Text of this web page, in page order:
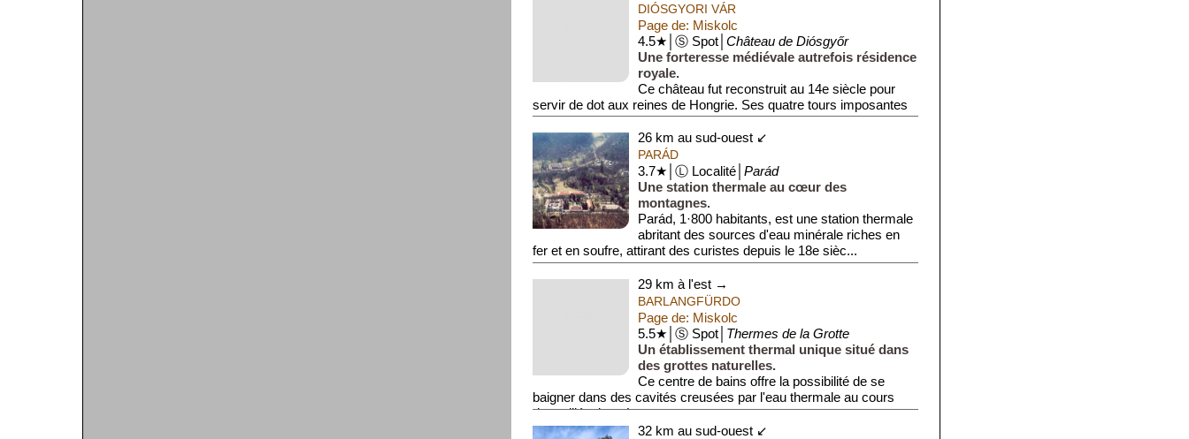
DIÓSGYORI VÁR
Page de: Miskolc
4.5★│Ⓢ Spot│ Château de Diósgyőr
Une forteresse médiévale autrefois résidence
royale.
Ce château fut reconstruit au 14e siècle pour
servir de dot aux reines de Hongrie. Ses quatre tours imposantes
abritent aujourd'hui des exposi...
26 km au sud-ouest ↙
PARÁD
3.7★│Ⓛ Localité│ Parád
Une station thermale au cœur des
montagnes.
Parád, 1·800 habitants, est une station thermale
abritant des sources d'eau minérale riches en
fer et en soufre, attirant des curistes depuis le 18e sièc...
29 km à l'est →
BARLANGFÜRDO
Page de: Miskolc
5.5★│Ⓢ Spot│ Thermes de la Grotte
Un établissement thermal unique situé dans
des grottes naturelles.
Ce centre de bains offre la possibilité de se
baigner dans des cavités creusées par l'eau thermale au cours
des millénaires. La t...
32 km au sud-ouest ↙